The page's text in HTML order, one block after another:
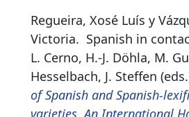
Regueira, Xosé Luís y
Victoria. Spanish in
L. Cerno, H.-J. Döhla, M.
Hesselbach, J. Steffen
of Spanish and Spanish-